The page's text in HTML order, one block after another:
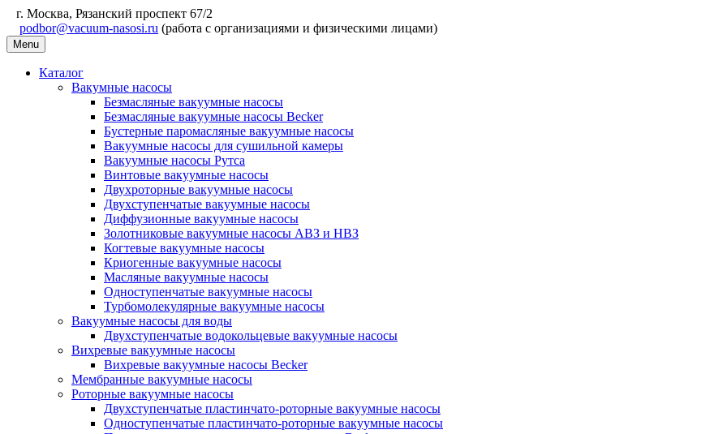
г. Москва, Рязанский проспект 67/2
podbor@vacuum-nasosi.ru (работа с организациями и физическими лицами)
Menu
Каталог
Вакумные насосы
Безмасляные вакуумные насосы
Безмасляные вакуумные насосы Becker
Бустерные паромасляные вакуумные насосы
Вакуумные насосы для сушильной камеры
Вакуумные насосы Рутса
Винтовые вакуумные насосы
Двухроторные вакуумные насосы
Двухступенчатые вакуумные насосы
Диффузионные вакуумные насосы
Золотниковые вакуумные насосы АВЗ и НВЗ
Когтевые вакуумные насосы
Криогенные вакуумные насосы
Масляные вакуумные насосы
Одноступенчатые вакуумные насосы
Турбомолекулярные вакуумные насосы
Вакуумные насосы для воды
Двухступенчатые водокольцевые вакуумные насосы
Вихревые вакуумные насосы
Вихревые вакуумные насосы Becker
Мембранные вакуумные насосы
Роторные вакуумные насосы
Двухступенчатые пластинчато-роторные вакуумные насосы
Одноступенчатые пластинчато-роторные вакуумные насосы